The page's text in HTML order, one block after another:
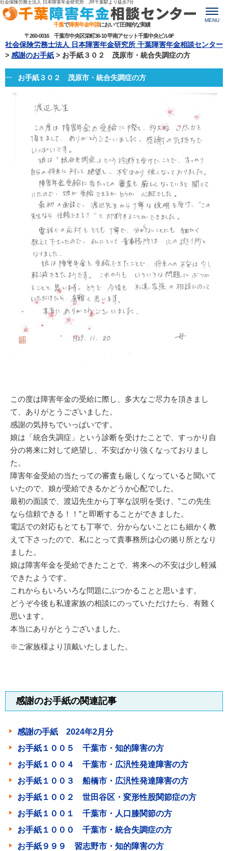
社会保険労務士法人 日本障害年金研究所 JR千葉駅より 徒歩7分
千葉で障害年金申請において圧倒的な実績
〒260-0016 千葉市中央区栄町36-10 甲南アセット千葉中央ビル9F
MENU
社会保険労務士法人 日本障害年金研究所 千葉障害年金相談センター
> 感謝のお手紙 > お手紙３０２ 茂原市・統合失調症の方
お手紙３０２ 茂原市・統合失調症の方
この度は障害年金の受給に際し、多大なご尽力を頂きまし
て、ありがとうございました。
感謝の気持ちでいっぱいです。
娘は「統合失調症」という診断を受けたことで、すっかり自
分の将来に対して絶望し、不安ばかり強くなっておりまし
た。
障害年金受給の当たっての審査も厳しくなっていると聞いて
いたので、娘が受給できるかどうか心配でした。
最初の面談で、渡辺先生から丁寧な説明を受け、”この先生
なら信頼できる！！”と即断することができました。
電話での対応もとても丁寧で、分からないことにも細かく教
えて下さったので、私にとって貴事務所は心の拠り所となり
ました。
娘は障害年金を受給できたことで、将来への不安は少し軽減
できたようです。
これからもいろいろな問題にぶつかることと思います。
どうぞ今後も私達家族の相談にのっていただけたら、有難く
思います。
本当にありがとうございました。
※ご家族様より頂戴いたしました。
感謝のお手紙の関連記事
感謝の手紙 2024年2月分
お手紙１００５ 千葉市・知的障害の方
お手紙１００４ 千葉市・広汎性発達障害の方
お手紙１００３ 船橋市・広汎性発達障害の方
お手紙１００２ 世田谷区・変形性股関節症の方
お手紙１００１ 千葉市・人口膝関節の方
お手紙１０００ 千葉市・統合失調症の方
お手紙９９９ 習志野市・知的障害の方